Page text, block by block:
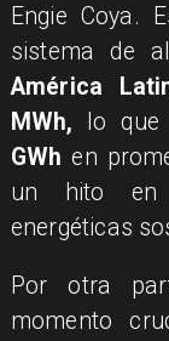
Engie Coya.
sistema de
América
MWh, lo que
GWh en
un hito en
energéticas
Por otra
momento